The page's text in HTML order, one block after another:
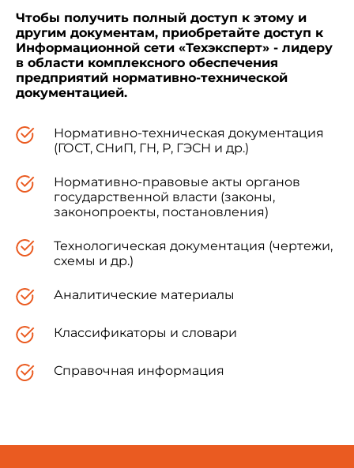
Чтобы получить полный доступ к этому и
другим документам, приобретайте доступ к
Информационной сети «Техэксперт» - лидеру
в области комплексного обеспечения
предприятий нормативно-технической
документацией.
Нормативно-техническая документация
(ГОСТ, СНиП, ГН, Р, ГЭСН и др.)
Нормативно-правовые акты органов
государственной власти (законы,
законопроекты, постановления)
Технологическая документация (чертежи,
схемы и др.)
Аналитические материалы
Классификаторы и словари
Справочная информация